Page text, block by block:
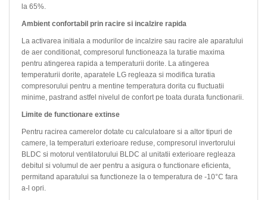
la 65%.
Ambient confortabil prin racire si incalzire rapida
La activarea initiala a modurilor de incalzire sau racire ale aparatului
de aer conditionat, compresorul functioneaza la turatie maxima
pentru atingerea rapida a temperaturii dorite. La atingerea
temperaturii dorite, aparatele LG regleaza si modifica turatia
compresorului pentru a mentine temperatura dorita cu fluctuatii
minime, pastrand astfel nivelul de confort pe toata durata functionarii.
Limite de functionare extinse
Pentru racirea camerelor dotate cu calculatoare si a altor tipuri de
camere, la temperaturi exterioare reduse, compresorul invertorului
BLDC si motorul ventilatorului BLDC al unitatii exterioare regleaza
debitul si volumul de aer pentru a asigura o functionare eficienta,
permitand aparatului sa functioneze la o temperatura de -10°C fara
a-l opri.